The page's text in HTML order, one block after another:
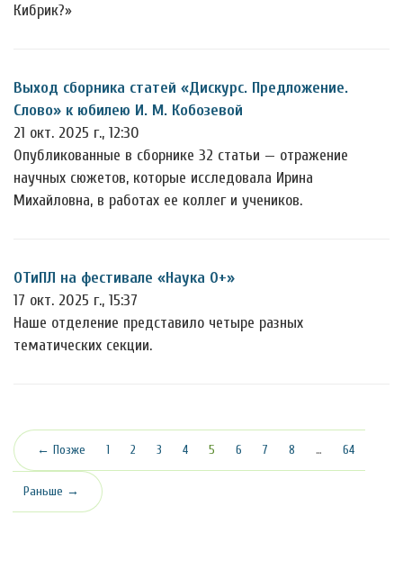
Кибрик?»
Выход сборника статей «Дискурс. Предложение.
Слово» к юбилею И. М. Кобозевой
21 окт. 2025 г., 12:30
Опубликованные в сборнике 32 статьи — отражение
научных сюжетов, которые исследовала Ирина
Михайловна, в работах ее коллег и учеников.
ОТиПЛ на фестивале «Наука 0+»
17 окт. 2025 г., 15:37
Наше отделение представило четыре разных
тематических секции.
← Позже 1 2 3 4 5 (текущая)
6 7 8 … 64
Раньше →